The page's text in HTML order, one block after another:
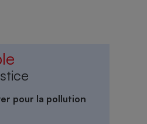
pour la pollution